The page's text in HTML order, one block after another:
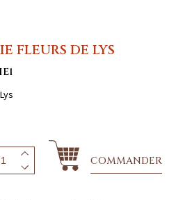
FLEURS DE LYS
COMMANDER